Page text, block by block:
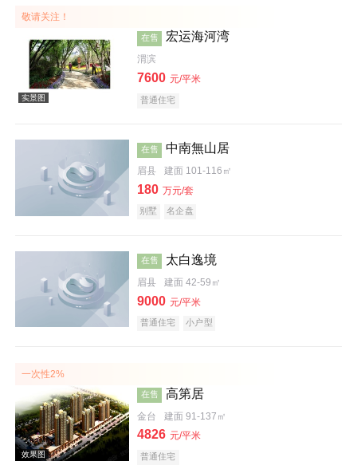
敬请关注！
在售 宏运海河湾
渭滨
7600 元/平米
普通住宅
在售 中南無山居
眉县 建面 101-116㎡
180 万元/套
别墅 名企盘
在售 太白逸境
眉县 建面 42-59㎡
9000 元/平米
普通住宅 小户型
一次性2%
在售 高第居
金台 建面 91-137㎡
4826 元/平米
普通住宅